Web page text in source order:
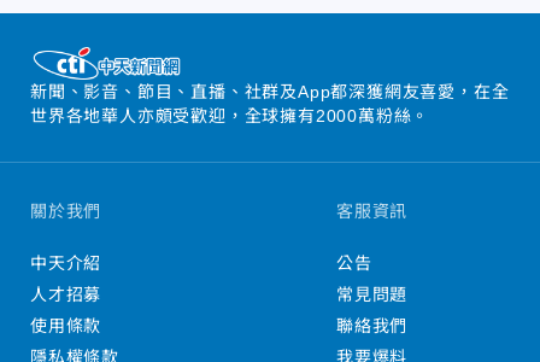
新聞、影音、節目、直播、社群及App都深獲網友喜愛，在全
世界各地華人亦頗受歡迎，全球擁有2000萬粉絲。
關於我們
中天介紹
人才招募
使用條款
隱私權條款
客服資訊
公告
常見問題
聯絡我們
我要爆料